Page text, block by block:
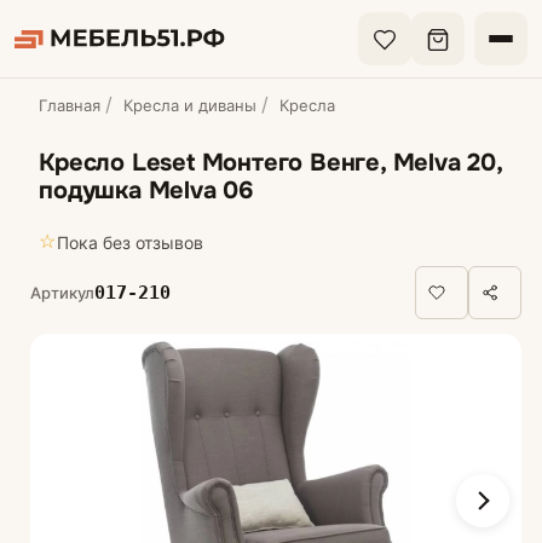
Главная Кресла и диваны Кресла
Кресло Leset Монтего Венге, Melva 20,
подушка Melva 06
☆Пока без отзывов
Артикул017-210